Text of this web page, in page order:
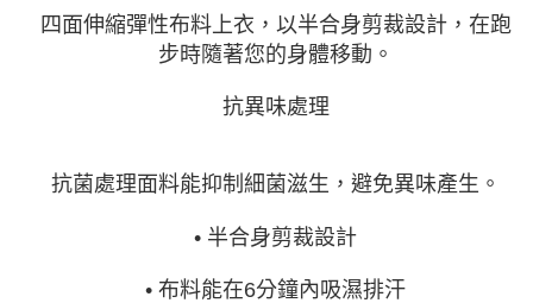
四面伸縮彈性布料上衣，以半合身剪裁設計，在跑
步時隨著您的身體移動。
抗異味處理
抗菌處理面料能抑制細菌滋生，避免異味產生。
• 半合身剪裁設計
• 布料能在6分鐘內吸濕排汗